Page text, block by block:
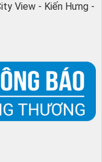
View - Kiến Hưng -